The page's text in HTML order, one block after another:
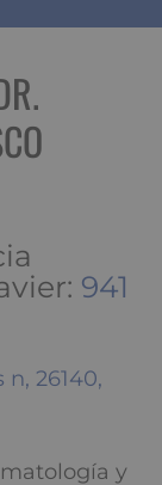
941
26140,
y